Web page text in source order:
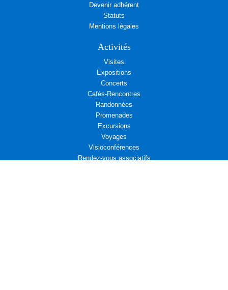
Devenir adhérent
Statuts
Mentions légales
Activités
Visites
Expositions
Concerts
Cafés-Rencontres
Randonnées
Promenades
Excursions
Voyages
Visioconférences
Rendez-vous associatifs